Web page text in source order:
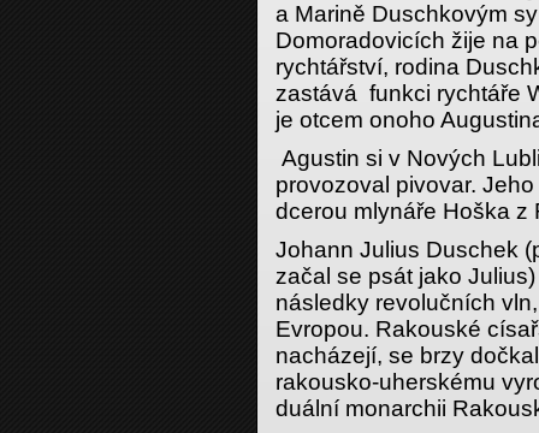
a Marině Duschkovým
Domoradovicích žije na
rychtářství, rodina
zastává funkci rychtáře
je otcem onoho
Agustin si v Nových
provozoval pivovar.
dcerou mlynáře Hoška z
Johann Julius Duschek
začal se psát jako
následky revolučních
Evropou. Rakouské
nacházejí, se brzy
rakousko-uherskému
duální monarchii